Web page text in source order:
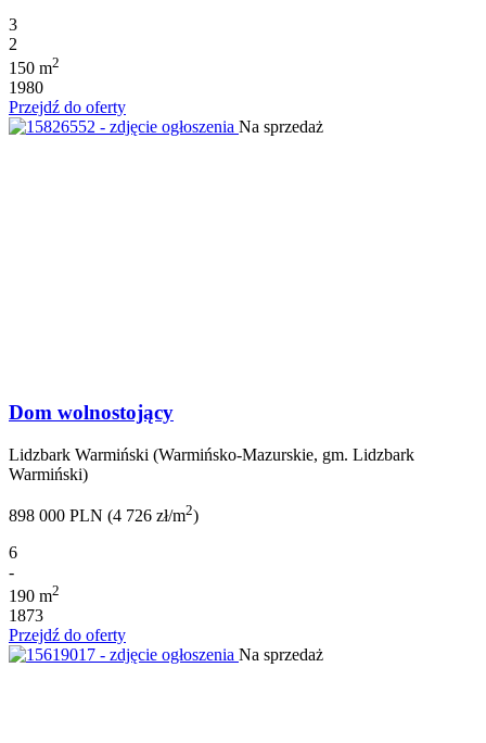
3
2
150 m2
1980
Przejdź do oferty
Na sprzedaż
Dom wolnostojący
Lidzbark Warmiński (Warmińsko-Mazurskie, gm. Lidzbark
Warmiński)
898 000 PLN (4 726 zł/m2)
6
-
190 m2
1873
Przejdź do oferty
Na sprzedaż